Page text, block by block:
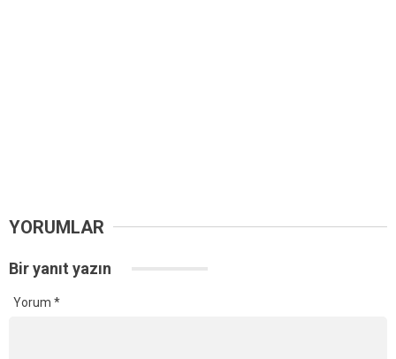
YORUMLAR
Bir yanıt yazın
Yorum *